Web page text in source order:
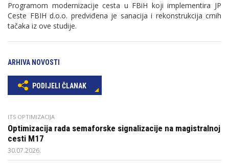
Programom modernizacije cesta u FBiH koji implementira JP
Ceste FBIH d.o.o. predviđena je sanacija i rekonstrukcija crnih
tačaka iz ove studije.
ARHIVA NOVOSTI
PODIJELI ČLANAK
ITS OPTIMIZACIJA
Optimizacija rada semaforske signalizacije na magistralnoj
cesti M17
30.07.2026.